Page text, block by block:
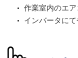
作業室内のエア
インバータにて